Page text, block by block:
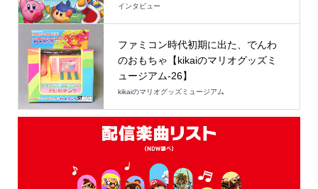
インタビュー
ファミコン時代初期に出た、でんわ
のおもちゃ【kikaiのマリオグッズミ
ュージアム-26】
kikaiのマリオグッズミュージアム